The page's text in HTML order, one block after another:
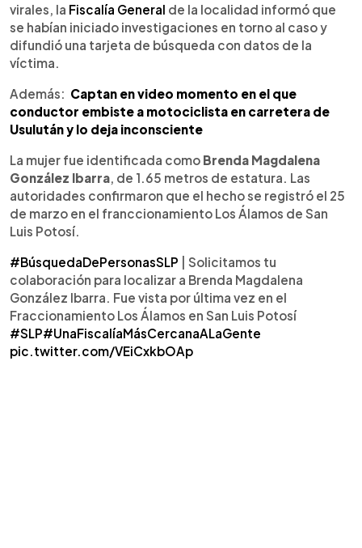
virales, la Fiscalía General de la localidad informó que
se habían iniciado investigaciones en torno al caso y
difundió una tarjeta de búsqueda con datos de la
víctima.
Además: Captan en video momento en el que
conductor embiste a motociclista en carretera de
Usulután y lo deja inconsciente
La mujer fue identificada como Brenda Magdalena
González Ibarra , de 1.65 metros de estatura. Las
autoridades confirmaron que el hecho se registró el 25
de marzo en el franccionamiento Los Álamos de San
Luis Potosí.
#BúsquedaDePersonasSLP | Solicitamos tu
colaboración para localizar a Brenda Magdalena
González Ibarra. Fue vista por última vez en el
Fraccionamiento Los Álamos en San Luis Potosí
#SLP#UnaFiscalíaMásCercanaALaGente
pic.twitter.com/VEiCxkbOAp